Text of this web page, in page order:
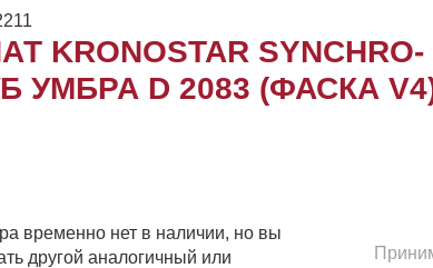
KRONOSTAR SYNCHRO-
УМБРА D 2083 (ФАСКА
временно нет в наличии, но вы
другой аналогичный или